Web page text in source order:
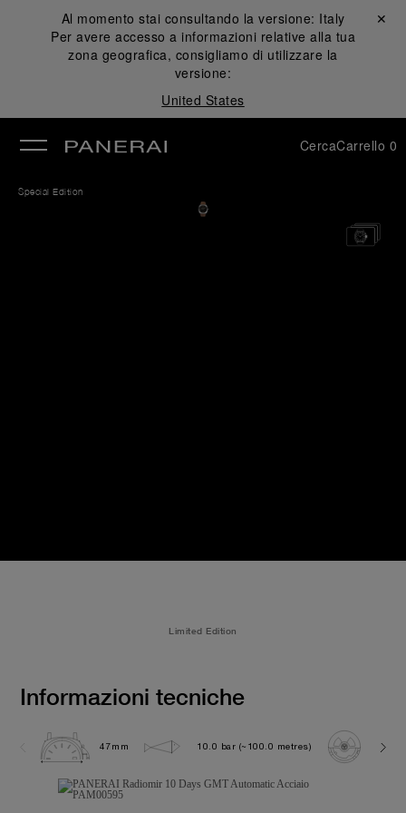
Al momento stai consultando la versione: Italy
Per avere accesso a informazioni relative alla tua
zona geografica, consigliamo di utilizzare la
versione:
United States
Chiudi ✕
CercaCarrello 0
Special Edition
Limited Edition
Informazioni tecniche
47mm 10.0 bar (~100.0 metres)